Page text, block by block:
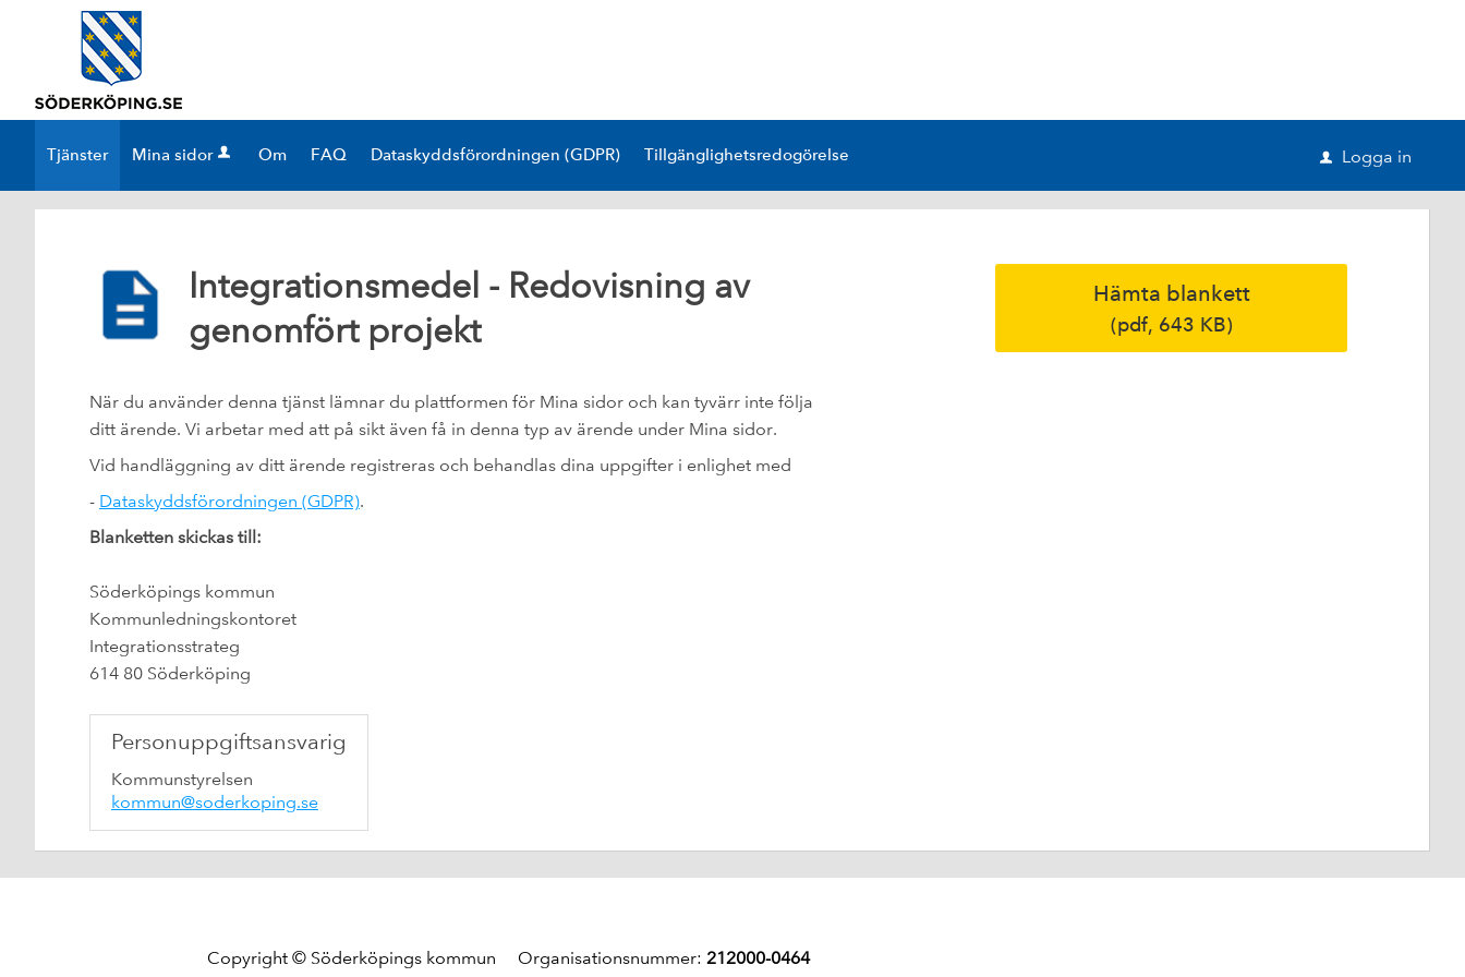
Välkommen
tjänster
kommun
Tjänster Mina sidor Om FAQ Dataskyddsförordningen (GDPR) Tillgänglighetsredogörelse u Logga in
Integrationsmedel - Redovisning av
genomfört projekt
När du använder denna tjänst lämnar du plattformen för Mina sidor och kan tyvärr inte följa
ditt ärende. Vi arbetar med att på sikt även få in denna typ av ärende under Mina sidor.
Vid handläggning av ditt ärende registreras och behandlas dina uppgifter i enlighet med
- Dataskyddsförordningen (GDPR).
Blanketten skickas till:
Söderköpings kommun
Kommunledningskontoret
Integrationsstrateg
614 80 Söderköping
Personuppgiftsansvarig
Kommunstyrelsen
kommun@soderkoping.se
Hämta blankett
(pdf, 643 KB)
Copyright © Söderköpings kommun Organisationsnummer: 212000-0464